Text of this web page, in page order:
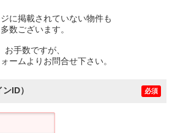
に掲載されていない物件も
多数ございます。
お手数ですが、
ームよりお問合せ下さい。
ID） 必須